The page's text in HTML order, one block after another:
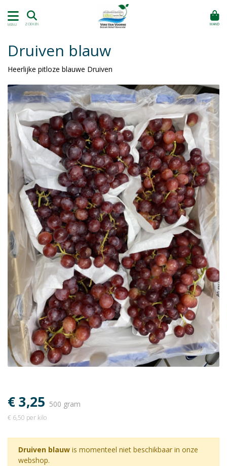
MENU ZOEKEN MAND
Druiven blauw
Heerlijke pitloze blauwe Druiven
€ 3,25 500 gram
€ 6,50 per kilo
Druiven blauw is momenteel niet beschikbaar in onze
webshop.